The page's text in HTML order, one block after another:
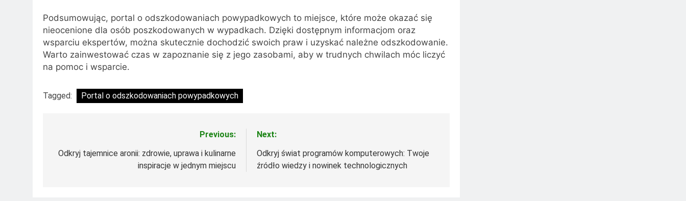
Podsumowując, portal o odszkodowaniach powypadkowych to miejsce, które może okazać się
nieocenione dla osób poszkodowanych w wypadkach. Dzięki dostępnym informacjom oraz
wsparciu ekspertów, można skutecznie dochodzić swoich praw i uzyskać należne odszkodowanie.
Warto zainwestować czas w zapoznanie się z jego zasobami, aby w trudnych chwilach móc liczyć
na pomoc i wsparcie.
Tagged: Portal o odszkodowaniach powypadkowych
wpisu
Previous:
Odkryj tajemnice aronii: zdrowie, uprawa i kulinarne
inspiracje w jednym miejscu
Next:
Odkryj świat programów komputerowych: Twoje
źródło wiedzy i nowinek technologicznych